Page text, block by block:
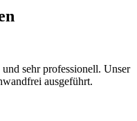
sehr professionell. Unser
ausgeführt.